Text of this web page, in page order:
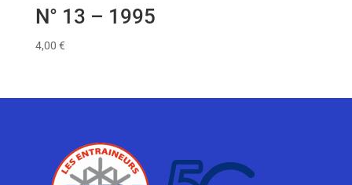
N° 13 – 1995
4,00 €